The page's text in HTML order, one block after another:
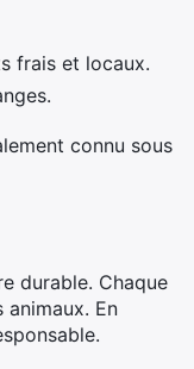
frais et locaux.
connu sous
durable. Chaque
En